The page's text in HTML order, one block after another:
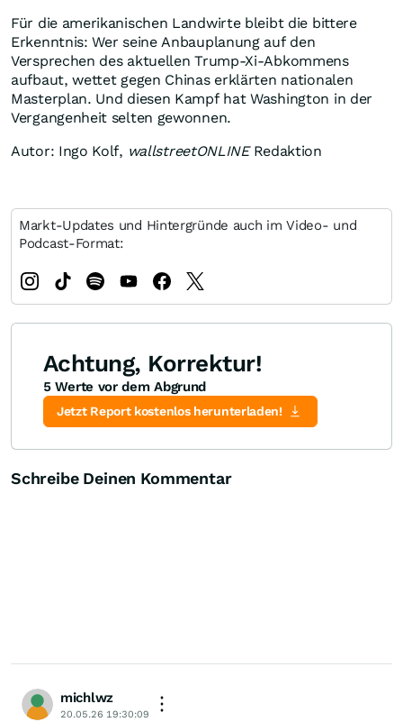
Für die amerikanischen Landwirte bleibt die bittere
Erkenntnis: Wer seine Anbauplanung auf den
Versprechen des aktuellen Trump-Xi-Abkommens
aufbaut, wettet gegen Chinas erklärten nationalen
Masterplan. Und diesen Kampf hat Washington in der
Vergangenheit selten gewonnen.
Autor: Ingo Kolf, wallstreetONLINERedaktion
Markt-Updates und Hintergründe auch im Video- und
Podcast-Format:
Achtung, Korrektur!
5 Werte vor dem Abgrund
Jetzt Report kostenlos herunterladen!
Schreibe Deinen Kommentar
michlwz
20.05.26 19:30:09